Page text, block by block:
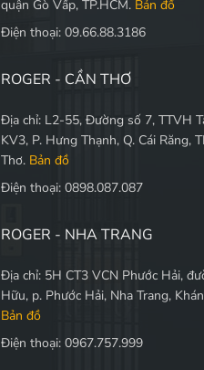
quận Gò Vấp, TP.HCM. Bản đồ
Điện thoại: 09.66.88.3186
ROGER - CẦN THƠ
Địa chỉ: L2-55, Đường số 7, TTVH
KV3, P. Hưng Thạnh, Q. Cái Răng,
Thơ. Bản đồ
Điện thoại: 0898.087.087
ROGER - NHA TRANG
Địa chỉ: 5H CT3 VCN Phước Hải,
Hữu, p. Phước Hải, Nha Trang,
Bản đồ
Điện thoại: 0967.757.999